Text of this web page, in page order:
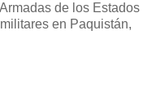
de los Estados
en Paquistán,